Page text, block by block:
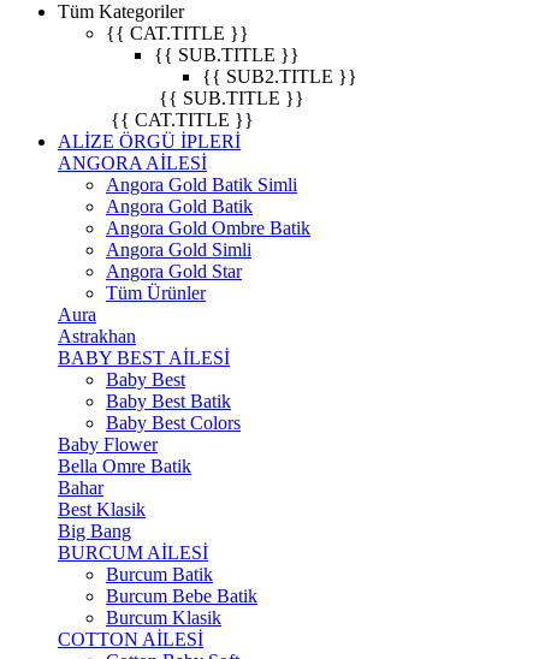
Tüm Kategoriler
{{ CAT.TITLE }}
{{ SUB.TITLE }}
{{ SUB2.TITLE }}
{{ SUB.TITLE }}
{{ CAT.TITLE }}
ALİZE ÖRGÜ İPLERİ
ANGORA AİLESİ
Angora Gold Batik Simli
Angora Gold Batik
Angora Gold Ombre Batik
Angora Gold Simli
Angora Gold Star
Tüm Ürünler
Aura
Astrakhan
BABY BEST AİLESİ
Baby Best
Baby Best Batik
Baby Best Colors
Baby Flower
Bella Omre Batik
Bahar
Best Klasik
Big Bang
BURCUM AİLESİ
Burcum Batik
Burcum Bebe Batik
Burcum Klasik
COTTON AİLESİ